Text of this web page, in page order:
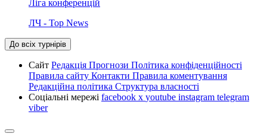
Ліга конференцій
ЛЧ - Top News
До всіх турнірів
Сайт Редакція Прогнози Політика конфіденційності
Правила сайту Контакти Правила коментування
Редакційна політика Структура власності
Соціальні мережі facebook x youtube instagram telegram
viber